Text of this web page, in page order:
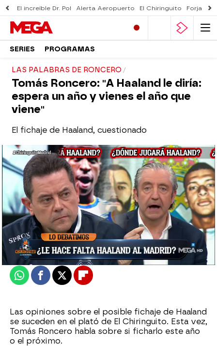
El increíble Dr. Pol Alerta Aeropuerto El Chiringuito Forjado
SERIES PROGRAMAS
LAS PALABRAS DE RONCERO
Tomás Roncero: "A Haaland le diría:
espera un año y vienes el año que
viene"
El fichaje de Haaland, cuestionado
El Chiringuito
Madrid
Actualizado:16 de marzo de 2022, 06:00
Publicado:16 de marzo de 2022, 02:29
WhatsappFacebook
X Flipboard
Las opiniones sobre el posible fichaje de Haaland
se suceden en el plató de El Chiringuito. Esta vez,
Tomás Roncero habla sobre si ficharlo este año
o el próximo.